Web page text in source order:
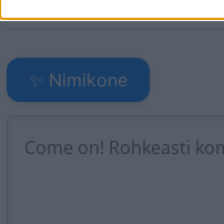
✨ Nimikone